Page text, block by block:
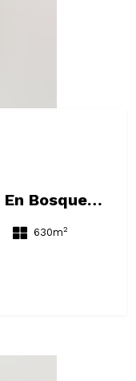
Departamento En Venta En Bosques De Las Lomas
630m2